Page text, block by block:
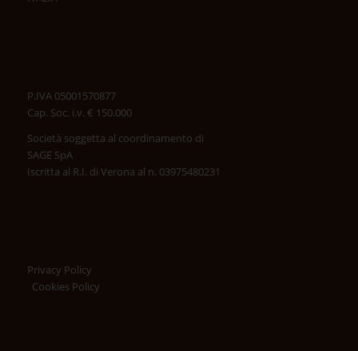
P.IVA 05001570877
Cap. Soc. i.v. € 150.000
Società soggetta al coordinamento di
SAGE SpA
Iscritta al R.I. di Verona al n. 03975480231
Privacy Policy
Cookies Policy